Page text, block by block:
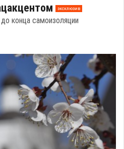
эксклюзив
конца самоизоляции